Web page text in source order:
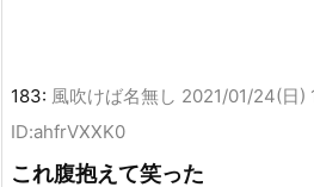
183: 風吹けば名無し 2021/01/24(日)
ID:ahfrVXXK0
これ腹抱えて笑った